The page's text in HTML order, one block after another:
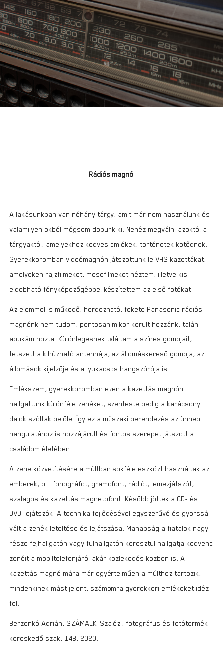
Rádiós magnó
A lakásunkban van néhány tárgy, amit már nem használunk és
valamilyen okból mégsem dobunk ki. Nehéz megválni azoktól a
tárgyaktól, amelyekhez kedves emlékek, történetek kötődnek.
Gyerekkoromban videómagnón játszottunk le VHS kazettákat,
amelyeken rajzfilmeket, mesefilmeket néztem, illetve kis
eldobható fényképezőgéppel készítettem az első fotókat.
Az elemmel is működő, hordozható, fekete Panasonic rádiós
magnónk nem tudom, pontosan mikor került hozzánk, talán
apukám hozta. Különlegesnek találtam a színes gombjait,
tetszett a kihúzható antennája, az állomáskereső gombja, az
állomások kijelzője és a lyukacsos hangszórója is.
Emlékszem, gyerekkoromban ezen a kazettás magnón
hallgattunk különféle zenéket, szenteste pedig a karácsonyi
dalok szóltak belőle. Így ez a műszaki berendezés az ünnep
hangulatához is hozzájárult és fontos szerepet játszott a
családom életében.
A zene közvetítésére a múltban sokféle eszközt használtak az
emberek, pl.: fonográfot, gramofont, rádiót, lemezjátszót,
szalagos és kazettás magnetofont. Később jöttek a CD- és
DVD-lejátszók. A technika fejlődésével egyszerűvé és gyorssá
vált a zenék letöltése és lejátszása. Manapság a fiatalok nagy
része fejhallgatón vagy fülhallgatón keresztül hallgatja kedvenc
zenéit a mobiltelefonjáról akár közlekedés közben is. A
kazettás magnó mára már egyértelműen a múlthoz tartozik,
mindenkinek mást jelent, számomra gyerekkori emlékeket idéz
fel.
Berzenkó Adrián, SZÁMALK-Szalézi, fotográfus és fotótermék-
kereskedő szak, 14B, 2020.